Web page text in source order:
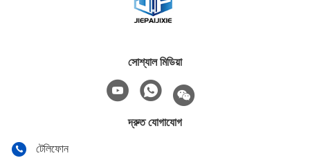
সোশ্যাল মিডিয়া
দ্রুত যোগাযোগ
টেলিফোন